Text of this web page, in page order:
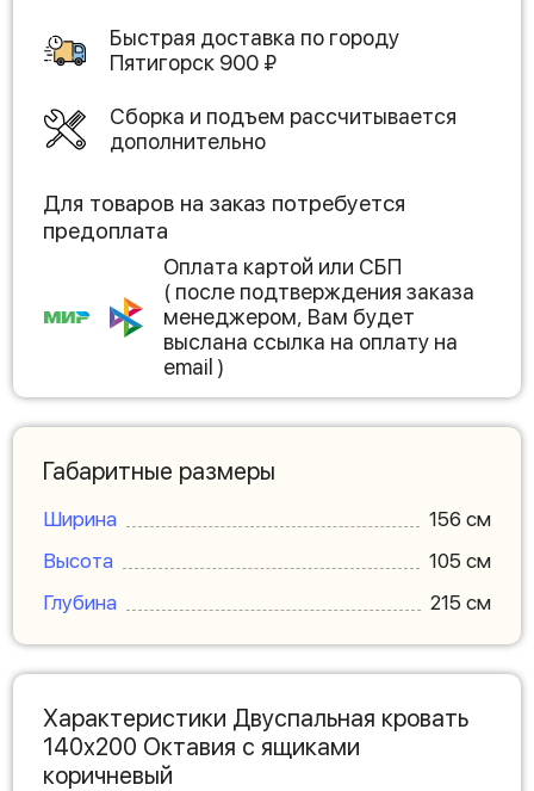
Быстрая доставка по городу
Пятигорск 900 ₽
Сборка и подъем рассчитывается
дополнительно
Для товаров на заказ потребуется
предоплата
Оплата картой или СБП
( после подтверждения заказа
менеджером, Вам будет
выслана ссылка на оплату на
email )
Габаритные размеры
Ширина
156 см
Высота
105 см
Глубина
215 см
Характеристики Двуспальная кровать
140х200 Октавия с ящиками
коричневый